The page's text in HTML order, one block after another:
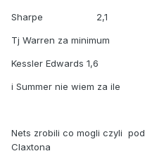
Sharpe 2,1
Tj Warren za minimum
Kessler Edwards 1,6
i Summer nie wiem za ile
Nets zrobili co mogli czyli
Claxtona